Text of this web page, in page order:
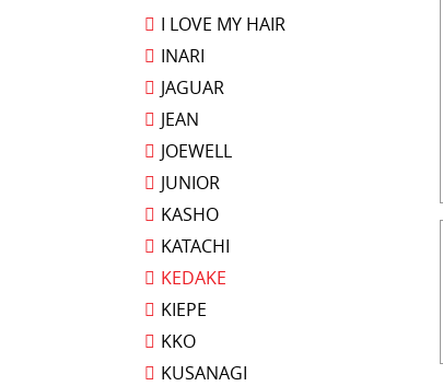
I LOVE MY HAIR
INARI
JAGUAR
JEAN
JOEWELL
JUNIOR
KASHO
KATACHI
KEDAKE
KIEPE
KKO
KUSANAGI